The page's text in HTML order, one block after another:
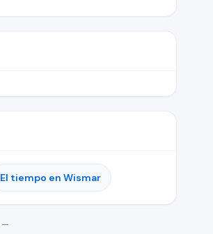
El tiempo en Wismar
—